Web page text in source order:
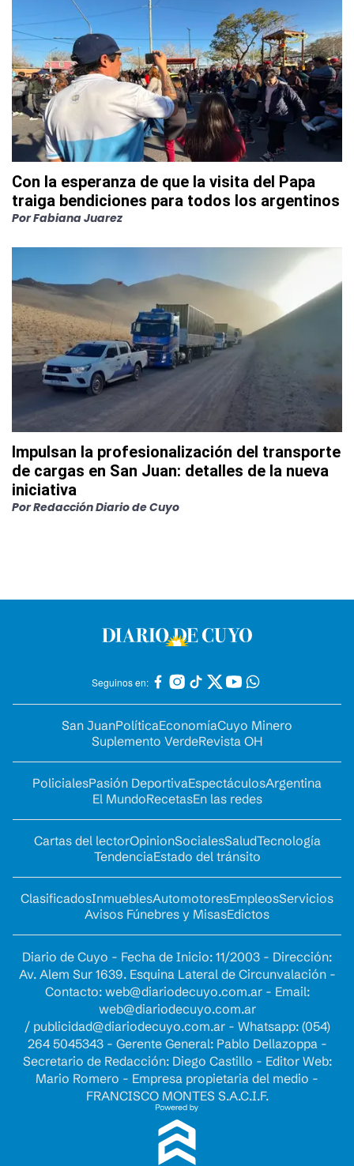
Con la esperanza de que la visita del Papa
traiga bendiciones para todos los argentinos
PorFabiana Juarez
Impulsan la profesionalización del transporte
de cargas en San Juan: detalles de la nueva
iniciativa
PorRedacción Diario de Cuyo
Seguinos en:
San JuanPolíticaEconomíaCuyo Minero
Suplemento VerdeRevista OH
PolicialesPasión DeportivaEspectáculosArgentina
El MundoRecetasEn las redes
Cartas del lectorOpinionSocialesSaludTecnología
TendenciaEstado del tránsito
ClasificadosInmueblesAutomotoresEmpleosServicios
Avisos Fúnebres y MisasEdictos
Diario de Cuyo - Fecha de Inicio: 11/2003 - Dirección:
Av. Alem Sur 1639. Esquina Lateral de Circunvalación -
Contacto: web@diariodecuyo.com.ar- Email:
web@diariodecuyo.com.ar
/ publicidad@diariodecuyo.com.ar- Whatsapp: (054)
264 5045343 - Gerente General: Pablo Dellazoppa -
Secretario de Redacción: Diego Castillo - Editor Web:
Mario Romero - Empresa propietaria del medio -
FRANCISCO MONTES S.A.C.I.F.